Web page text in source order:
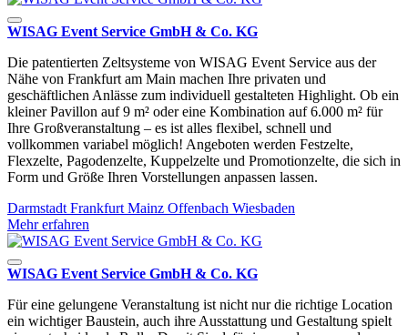
WISAG Event Service GmbH & Co. KG
Die patentierten Zeltsysteme von WISAG Event Service aus der
Nähe von Frankfurt am Main machen Ihre privaten und
geschäftlichen Anlässe zum individuell gestalteten Highlight. Ob ein
kleiner Pavillon auf 9 m² oder eine Kombination auf 6.000 m² für
Ihre Großveranstaltung – es ist alles flexibel, schnell und
vollkommen variabel möglich! Angeboten werden Festzelte,
Flexzelte, Pagodenzelte, Kuppelzelte und Promotionzelte, die sich in
Form und Größe Ihren Vorstellungen anpassen lassen.
Darmstadt Frankfurt Mainz Offenbach Wiesbaden
Mehr erfahren
WISAG Event Service GmbH & Co. KG
Für eine gelungene Veranstaltung ist nicht nur die richtige Location
ein wichtiger Baustein, auch ihre Ausstattung und Gestaltung spielt